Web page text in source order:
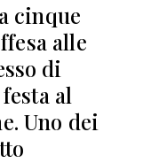
cinque
alle
di
al
Uno dei